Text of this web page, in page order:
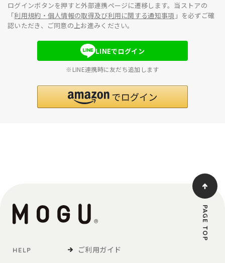
ログインボタンを押すと外部連携ページに遷移します。当ストアの
「利用規約・個人情報の取得及び利用に関する通知事項 」を必ずご確
認いただき、ご同意の上お進みください。
LINEでログイン
※LINE連携時に友だち追加します
HELP ご利用ガイド
PAGE TOP